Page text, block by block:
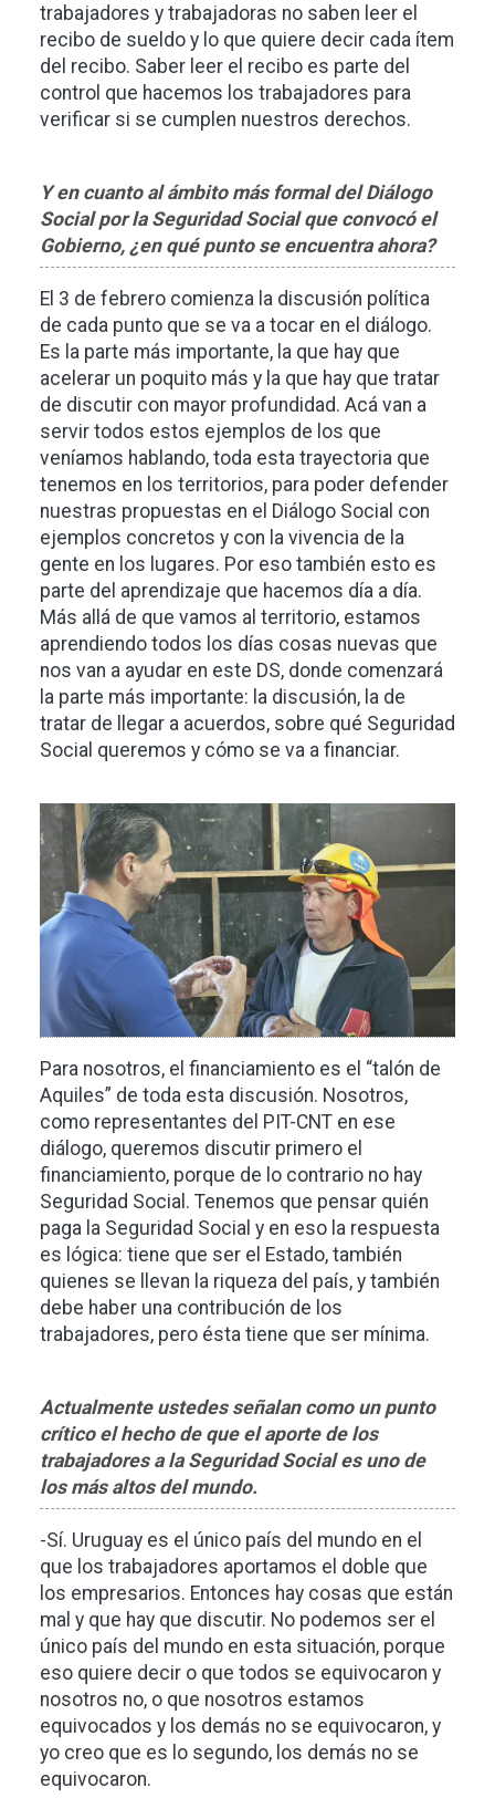
trabajadores y trabajadoras no saben leer el
recibo de sueldo y lo que quiere decir cada ítem
del recibo. Saber leer el recibo es parte del
control que hacemos los trabajadores para
verificar si se cumplen nuestros derechos.
Y en cuanto al ámbito más formal del Diálogo
Social por la Seguridad Social que convocó el
Gobierno, ¿en qué punto se encuentra ahora?
El 3 de febrero comienza la discusión política
de cada punto que se va a tocar en el diálogo.
Es la parte más importante, la que hay que
acelerar un poquito más y la que hay que tratar
de discutir con mayor profundidad. Acá van a
servir todos estos ejemplos de los que
veníamos hablando, toda esta trayectoria que
tenemos en los territorios, para poder defender
nuestras propuestas en el Diálogo Social con
ejemplos concretos y con la vivencia de la
gente en los lugares. Por eso también esto es
parte del aprendizaje que hacemos día a día.
Más allá de que vamos al territorio, estamos
aprendiendo todos los días cosas nuevas que
nos van a ayudar en este DS, donde comenzará
la parte más importante: la discusión, la de
tratar de llegar a acuerdos, sobre qué Seguridad
Social queremos y cómo se va a financiar.
Imagen
Para nosotros, el financiamiento es el “talón de
Aquiles” de toda esta discusión. Nosotros,
como representantes del PIT-CNT en ese
diálogo, queremos discutir primero el
financiamiento, porque de lo contrario no hay
Seguridad Social. Tenemos que pensar quién
paga la Seguridad Social y en eso la respuesta
es lógica: tiene que ser el Estado, también
quienes se llevan la riqueza del país, y también
debe haber una contribución de los
trabajadores, pero ésta tiene que ser mínima.
Actualmente ustedes señalan como un punto
crítico el hecho de que el aporte de los
trabajadores a la Seguridad Social es uno de
los más altos del mundo.
-Sí. Uruguay es el único país del mundo en el
que los trabajadores aportamos el doble que
los empresarios. Entonces hay cosas que están
mal y que hay que discutir. No podemos ser el
único país del mundo en esta situación, porque
eso quiere decir o que todos se equivocaron y
nosotros no, o que nosotros estamos
equivocados y los demás no se equivocaron, y
yo creo que es lo segundo, los demás no se
equivocaron.